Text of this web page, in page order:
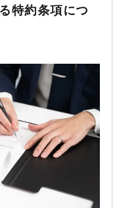
特約条項につ